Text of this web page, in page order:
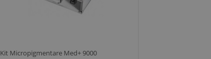
Kit Micropigmentare Med+ 9000